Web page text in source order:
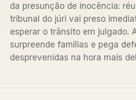
da presunção de inocência:
tribunal do júri vai preso
esperar o trânsito em julgado.
surpreende famílias e pega
desprevenidas na hora mais